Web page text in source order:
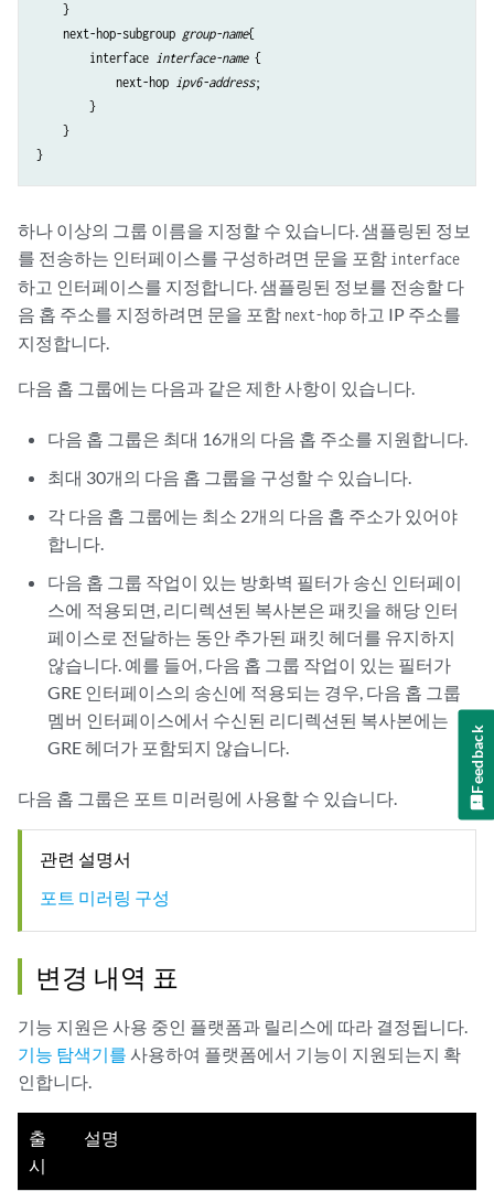
    }
    next-hop-subgroup
group-name{
        interface
interface-name {
            next-hop
ipv6-address;
        }
    }
하나 이상의 그룹 이름을 지정할 수 있습니다. 샘플링된 정보
를 전송하는 인터페이스를 구성하려면 문을 포함 interface
하고 인터페이스를 지정합니다. 샘플링된 정보를 전송할 다
음 홉 주소를 지정하려면 문을 포함 next-hop하고 IP 주소를
지정합니다.
다음 홉 그룹에는 다음과 같은 제한 사항이 있습니다.
다음 홉 그룹은 최대 16개의 다음 홉 주소를 지원합니다.
최대 30개의 다음 홉 그룹을 구성할 수 있습니다.
각 다음 홉 그룹에는 최소 2개의 다음 홉 주소가 있어야
합니다.
다음 홉 그룹 작업이 있는 방화벽 필터가 송신 인터페이
스에 적용되면, 리디렉션된 복사본은 패킷을 해당 인터
페이스로 전달하는 동안 추가된 패킷 헤더를 유지하지
않습니다. 예를 들어, 다음 홉 그룹 작업이 있는 필터가
GRE 인터페이스의 송신에 적용되는 경우, 다음 홉 그룹
멤버 인터페이스에서 수신된 리디렉션된 복사본에는
GRE 헤더가 포함되지 않습니다.
다음 홉 그룹은 포트 미러링에 사용할 수 있습니다.
관련 설명서
포트 미러링 구성
변경 내역 표
기능 지원은 사용 중인 플랫폼과 릴리스에 따라 결정됩니다.
기능 탐색기를 사용하여 플랫폼에서 기능이 지원되는지 확
인합니다.
출
시
설명
Feedback